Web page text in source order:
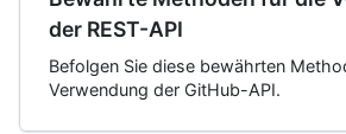
der REST-API
Befolgen Sie diese bewährten
Verwendung der GitHub-API.